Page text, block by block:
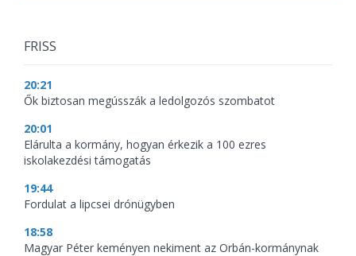
FRISS
20:21
Ők biztosan megússzák a ledolgozós szombatot
20:01
Elárulta a kormány, hogyan érkezik a 100 ezres
iskolakezdési támogatás
19:44
Fordulat a lipcsei drónügyben
18:58
Magyar Péter keményen nekiment az Orbán-kormánynak